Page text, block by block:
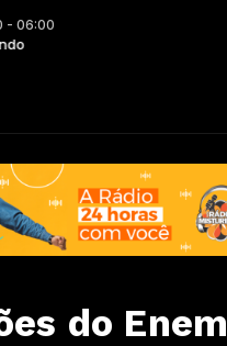
- 06:00
(Feat. Rita Ora) - Avicii
do Enem